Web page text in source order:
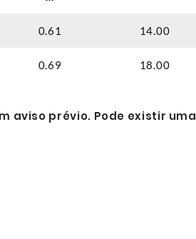
0.61 14.00
0.69 18.00
aviso prévio. Pode existir uma